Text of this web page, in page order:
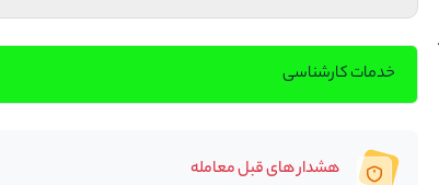
خدمات کارشناسی
هشدار های قبل معامله